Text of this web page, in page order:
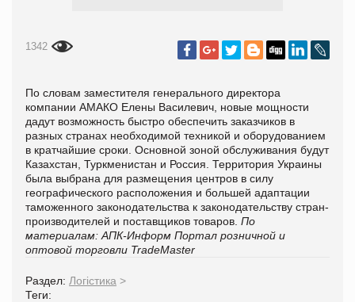
1342
По словам заместителя генерального директора
компании АМАКО Елены Василевич, новые мощности
дадут возможность быстро обеспечить заказчиков в
разных странах необходимой техникой и оборудованием
в кратчайшие сроки. Основной зоной обслуживания будут
Казахстан, Туркменистан и Россия. Территория Украины
была выбрана для размещения центров в силу
географического расположения и большей адаптации
таможенного законодательства к законодательству стран-
производителей и поставщиков товаров. По
материалам: АПК-Информ Портал розничной и
оптовой торговли TradeMaster
Раздел: Логістика >
Теги: